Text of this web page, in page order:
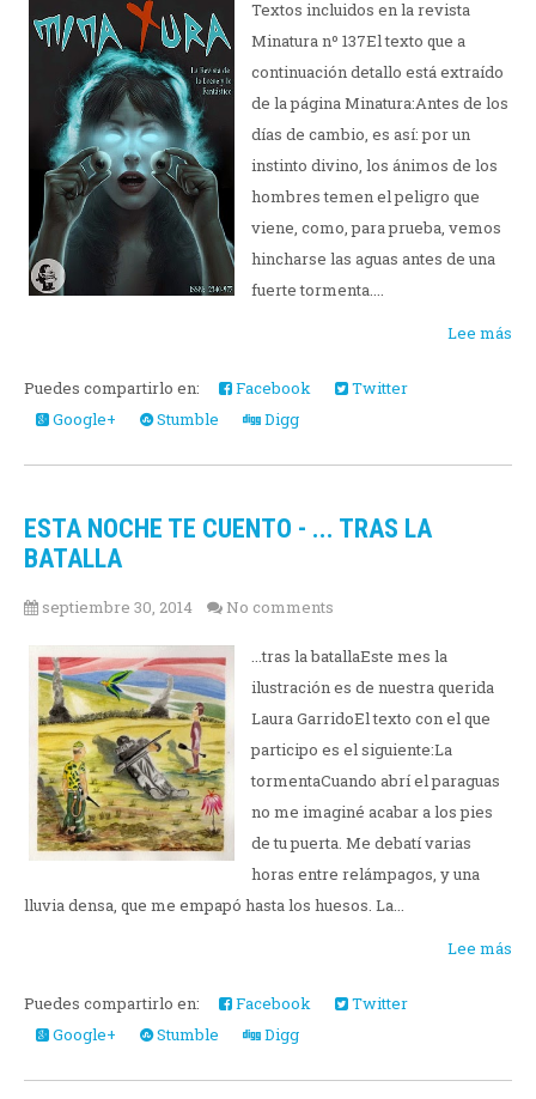
Textos incluidos en la revista
Minatura nº 137El texto que a
continuación detallo está extraído
de la página Minatura:Antes de los
días de cambio, es así: por un
instinto divino, los ánimos de los
hombres temen el peligro que
viene, como, para prueba, vemos
hincharse las aguas antes de una
fuerte tormenta....
Lee más
Puedes compartirlo en: Facebook
Twitter
Google+
Stumble Digg
ESTA NOCHE TE CUENTO - ... TRAS LA
BATALLA
septiembre 30, 2014 No comments
...tras la batallaEste mes la
ilustración es de nuestra querida
Laura GarridoEl texto con el que
participo es el siguiente:La
tormentaCuando abrí el paraguas
no me imaginé acabar a los pies
de tu puerta. Me debatí varias
horas entre relámpagos, y una
lluvia densa, que me empapó hasta los huesos. La...
Lee más
Puedes compartirlo en: Facebook
Twitter
Google+
Stumble Digg